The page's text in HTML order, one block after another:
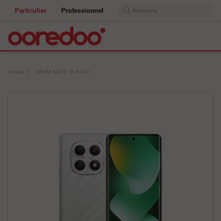
Particulier Professionnel Recherche
Accueil REDMI NOTE 15 6/128